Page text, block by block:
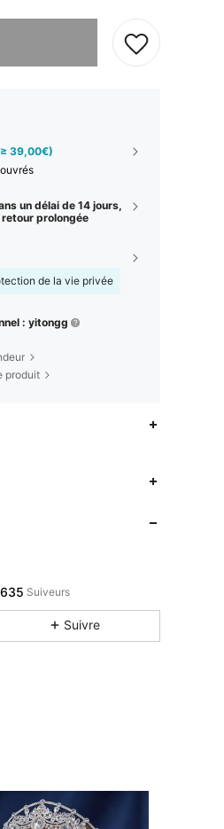
39,00€)
un délai de 14 jours,
prolongée
de la vie privée
: yitongg
produit
635 Suiveurs
Suivre